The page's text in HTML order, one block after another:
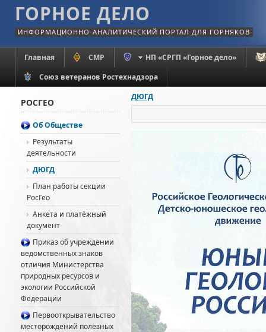
ГОРНОЕ ДЕЛО
ИНФОРМАЦИОННО-АНАЛИТИЧЕСКИЙ ПОРТАЛ ДЛЯ ГОРНЯКОВ
Главная СМР
НП «СРГП «Горное дело»
Союз ветеранов Ростехнадзора
ДЮГД
РОСГЕО
Об Обществе
Результаты
деятельности
ДЮГД
План работы секции
РосГео
Анкета и платёжный
документ
Приказ об учреждении
ведомственных знаков
отличия Министерства
природных ресурсов и
экологии Российской
Федерации
Первооткрывательство
месторождений полезных